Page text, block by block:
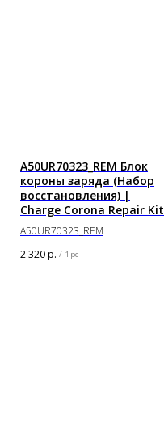
A50UR70323_REM Блок
короны заряда (Набор
восстановления) |
Charge Corona Repair Kit
A50UR70323_REM
2 320р. / 1 pc